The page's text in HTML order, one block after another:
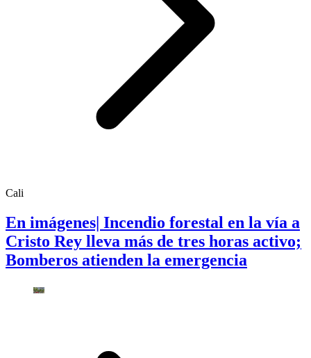
Cali
En imágenes| Incendio forestal en la vía a
Cristo Rey lleva más de tres horas activo;
Bomberos atienden la emergencia